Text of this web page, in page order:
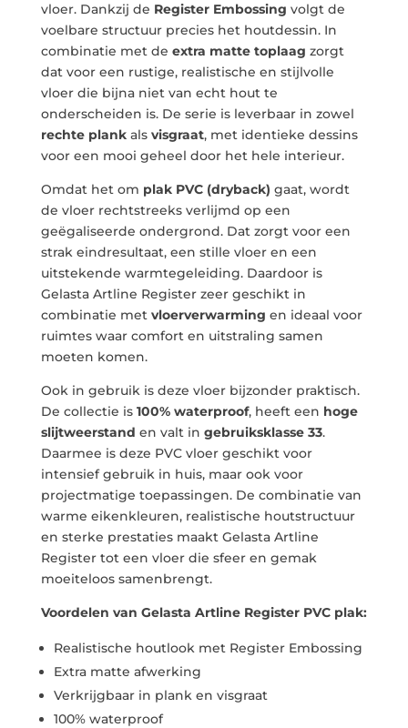
vloer. Dankzij de Register Embossing volgt de
voelbare structuur precies het houtdessin. In
combinatie met de extra matte toplaag zorgt
dat voor een rustige, realistische en stijlvolle
vloer die bijna niet van echt hout te
onderscheiden is. De serie is leverbaar in zowel
rechte plankals visgraat, met identieke dessins
voor een mooi geheel door het hele interieur.
Omdat het om plak PVC (dryback) gaat, wordt
de vloer rechtstreeks verlijmd op een
geëgaliseerde ondergrond. Dat zorgt voor een
strak eindresultaat, een stille vloer en een
uitstekende warmtegeleiding. Daardoor is
Gelasta Artline Register zeer geschikt in
combinatie met vloerverwarming en ideaal voor
ruimtes waar comfort en uitstraling samen
moeten komen.
Ook in gebruik is deze vloer bijzonder praktisch.
De collectie is 100% waterproof, heeft een hoge
slijtweerstand en valt in gebruiksklasse 33.
Daarmee is deze PVC vloer geschikt voor
intensief gebruik in huis, maar ook voor
projectmatige toepassingen. De combinatie van
warme eikenkleuren, realistische houtstructuur
en sterke prestaties maakt Gelasta Artline
Register tot een vloer die sfeer en gemak
moeiteloos samenbrengt.
Voordelen van Gelasta Artline Register PVC plak:
Realistische houtlook met Register Embossing
Extra matte afwerking
Verkrijgbaar in plank en visgraat
100% waterproof